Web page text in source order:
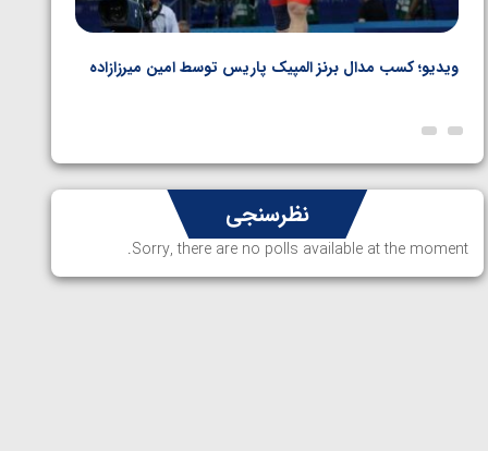
ویدیو؛ کسب مدال برنز المپیک پاریس توسط امین میرزازاده
نظرسنجی
Sorry, there are no polls available at the moment.